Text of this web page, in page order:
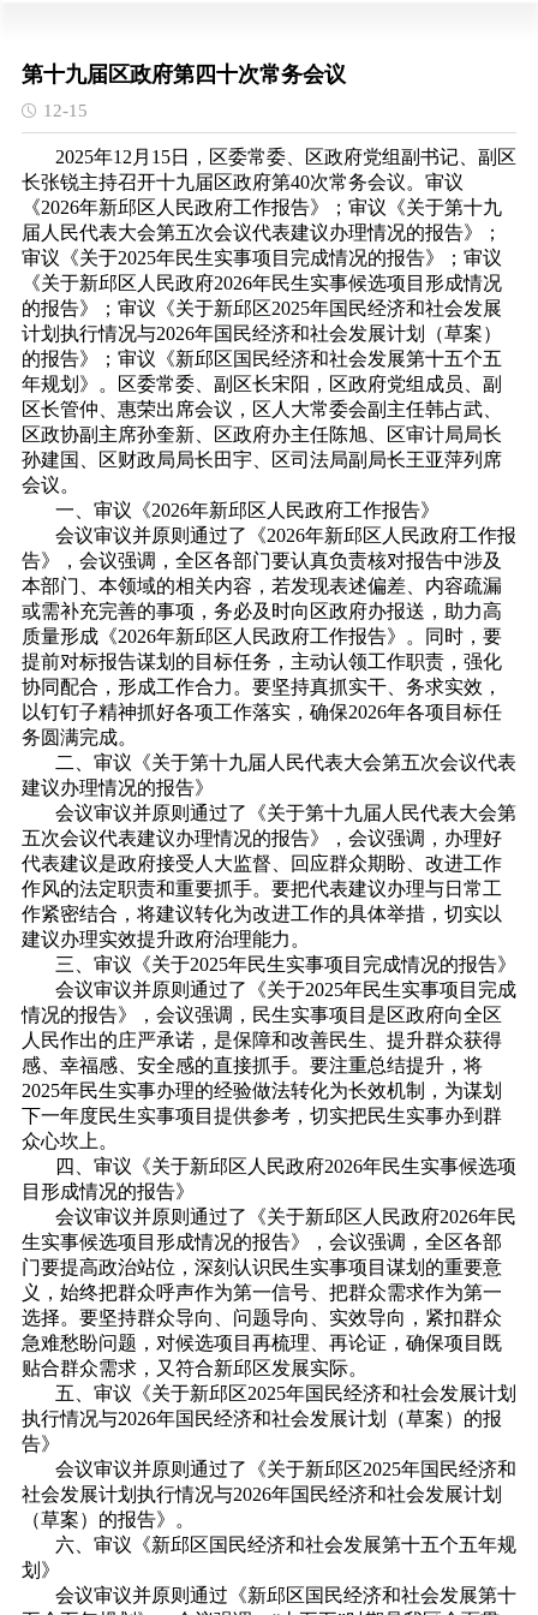
第十九届区政府第四十次常务会议
12-15
2025年12月15日，区委常委、区政府党组副书记、副区
长张锐主持召开十九届区政府第40次常务会议。审议
《2026年新邱区人民政府工作报告》；审议《关于第十九
届人民代表大会第五次会议代表建议办理情况的报告》；
审议《关于2025年民生实事项目完成情况的报告》；审议
《关于新邱区人民政府2026年民生实事候选项目形成情况
的报告》；审议《关于新邱区2025年国民经济和社会发展
计划执行情况与2026年国民经济和社会发展计划（草案）
的报告》；审议《新邱区国民经济和社会发展第十五个五
年规划》。区委常委、副区长宋阳，区政府党组成员、副
区长管仲、惠荣出席会议，区人大常委会副主任韩占武、
区政协副主席孙奎新、区政府办主任陈旭、区审计局局长
孙建国、区财政局局长田宇、区司法局副局长王亚萍列席
会议。
一、审议《2026年新邱区人民政府工作报告》
会议审议并原则通过了《2026年新邱区人民政府工作报
告》，会议强调，全区各部门要认真负责核对报告中涉及
本部门、本领域的相关内容，若发现表述偏差、内容疏漏
或需补充完善的事项，务必及时向区政府办报送，助力高
质量形成《2026年新邱区人民政府工作报告》。同时，要
提前对标报告谋划的目标任务，主动认领工作职责，强化
协同配合，形成工作合力。要坚持真抓实干、务求实效，
以钉钉子精神抓好各项工作落实，确保2026年各项目标任
务圆满完成。
二、审议《关于第十九届人民代表大会第五次会议代表
建议办理情况的报告》
会议审议并原则通过了《关于第十九届人民代表大会第
五次会议代表建议办理情况的报告》，会议强调，办理好
代表建议是政府接受人大监督、回应群众期盼、改进工作
作风的法定职责和重要抓手。要把代表建议办理与日常工
作紧密结合，将建议转化为改进工作的具体举措，切实以
建议办理实效提升政府治理能力。
三、审议《关于2025年民生实事项目完成情况的报告》
会议审议并原则通过了《关于2025年民生实事项目完成
情况的报告》，会议强调，民生实事项目是区政府向全区
人民作出的庄严承诺，是保障和改善民生、提升群众获得
感、幸福感、安全感的直接抓手。要注重总结提升，将
2025年民生实事办理的经验做法转化为长效机制，为谋划
下一年度民生实事项目提供参考，切实把民生实事办到群
众心坎上。
四、审议《关于新邱区人民政府2026年民生实事候选项
目形成情况的报告》
会议审议并原则通过了《关于新邱区人民政府2026年民
生实事候选项目形成情况的报告》，会议强调，全区各部
门要提高政治站位，深刻认识民生实事项目谋划的重要意
义，始终把群众呼声作为第一信号、把群众需求作为第一
选择。要坚持群众导向、问题导向、实效导向，紧扣群众
急难愁盼问题，对候选项目再梳理、再论证，确保项目既
贴合群众需求，又符合新邱区发展实际。
五、审议《关于新邱区2025年国民经济和社会发展计划
执行情况与2026年国民经济和社会发展计划（草案）的报
告》
会议审议并原则通过了《关于新邱区2025年国民经济和
社会发展计划执行情况与2026年国民经济和社会发展计划
（草案）的报告》。
六、审议《新邱区国民经济和社会发展第十五个五年规
划》
会议审议并原则通过《新邱区国民经济和社会发展第十